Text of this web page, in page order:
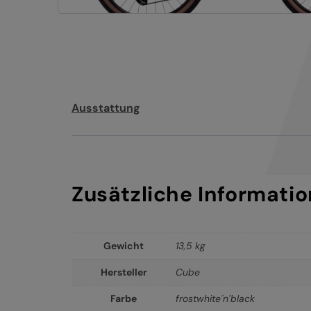
Ausstattung
Zusätzliche
Gewicht 13,5 kg
Hersteller Cube
Farbe frostwhite´n´black